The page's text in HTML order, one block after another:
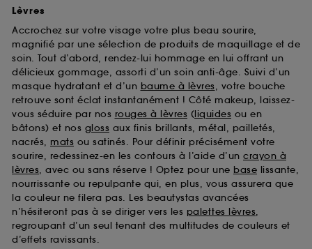
Lèvres
Accrochez sur votre visage votre plus beau sourire,
magnifié par une sélection de produits de maquillage et de
soin. Tout d’abord, rendez-lui hommage en lui offrant un
délicieux gommage, assorti d’un soin anti-âge. Suivi d’un
masque hydratant et d’un baume à lèvres, votre bouche
retrouve sont éclat instantanément ! Côté makeup, laissez-
vous séduire par nos rouges à lèvres (liquides ou en
bâtons) et nos gloss aux finis brillants, métal, pailletés,
nacrés, mats ou satinés. Pour définir précisément votre
sourire, redessinez-en les contours à l’aide d’un crayon à
lèvres, avec ou sans réserve ! Optez pour une base lissante,
nourrissante ou repulpante qui, en plus, vous assurera que
la couleur ne filera pas. Les beautystas avancées
n’hésiteront pas à se diriger vers les palettes lèvres,
regroupant d’un seul tenant des multitudes de couleurs et
d’effets ravissants.
sans saisir à nouveau votre identifiant et mot de
passe.
A l'exception des cookies techniques, le dépôt et la
lecture de ces traceurs requiert votre accord. Vous
pouvez personnaliser vos choix concernant le dépôt
de ces cookies grâce au bouton "personnaliser mes
choix" ci-dessous ou décider de "tout accepter".
Sephora pourra associer les informations de
navigation collectées par ces Cookies, pour les
finalités acceptées, avec les données personnelles
collectées ou générées lors de votre activité en ligne
ou en magasin. Pour refuser tous les cookies, cliques
sur "continuer sans accepter". Voous pouvez à tout
moment choisir de retirer votrte consentement. Si vous